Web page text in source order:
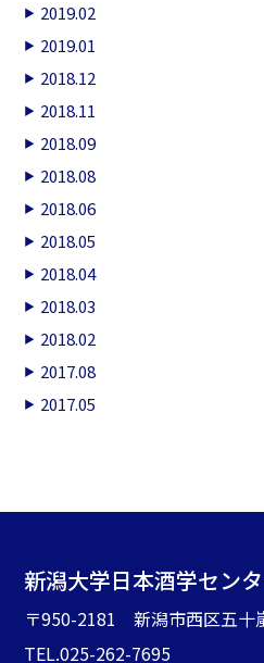
2019.02
2019.01
2018.12
2018.11
2018.09
2018.08
2018.06
2018.05
2018.04
2018.03
2018.02
2017.08
2017.05
新潟大学日本酒学セン
〒950-2181 新潟市西区五十
TEL.025-262-7695